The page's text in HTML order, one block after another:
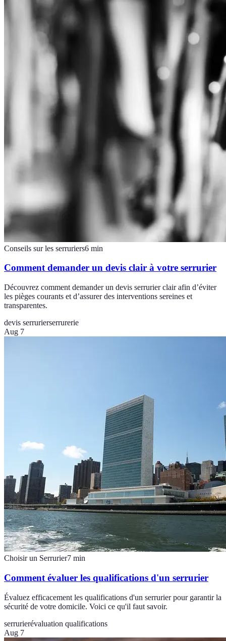
Conseils sur les serruriers6 min
Comment demander un devis clair à votre serrurier
Découvrez comment demander un devis serrurier clair afin d’éviter
les pièges courants et d’assurer des interventions sereines et
transparentes.
devis serrurierserrurerie
Aug 7
Choisir un Serrurier7 min
Comment évaluer les qualifications d'un serrurier
Évaluez efficacement les qualifications d'un serrurier pour garantir la
sécurité de votre domicile. Voici ce qu'il faut savoir.
serrurierévaluation qualifications
Aug 7